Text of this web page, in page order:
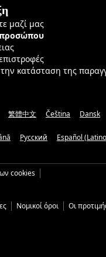
μαζί μας
κατάσταση της
繁體中文 Čeština Dansk
Русский Español
cookies
Νομικοί όροι Οι